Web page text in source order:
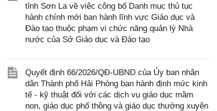
tỉnh Sơn La về việc công bố Danh mục thủ tục
hành chính mới ban hành lĩnh vực Giáo dục và
Đào tạo thuộc phạm vi chức năng quản lý Nhà
nước của Sở Giáo dục và Đào tạo
Quyết định 66/2026/QĐ-UBND của Ủy ban nhân
dân Thành phố Hải Phòng ban hành định mức kinh
tế - kỹ thuật đối với các dịch vụ giáo dục mầm
non, giáo dục phổ thông và giáo dục thường xuyên